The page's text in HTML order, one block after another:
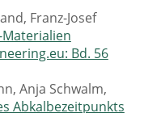
Franz-Josef
Materialien
Bd. 56
Anja Schwalm,
Abkalbezeitpunkts